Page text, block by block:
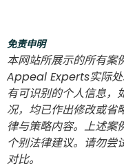
免责申明
本网站所展示的所有
Appeal Experts实际处
有可识别的个人信息，
况，均已作出修改或省
律与策略内容。上述案
个别法律建议。请勿尝
对比。